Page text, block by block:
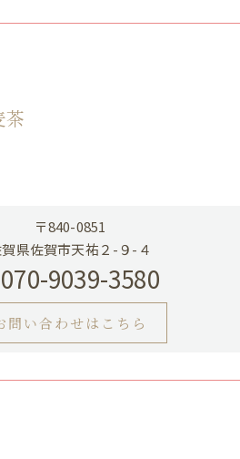
茶
〒840-0851
県佐賀市天祐２-９-４
070-9039-3580
問い合わせはこちら